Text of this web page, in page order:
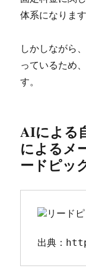
体系になります
しかしながら
っているため
す。
AIによる
によるメ
ードピッ
出典：